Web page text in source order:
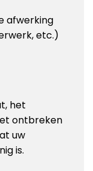
afwerking
etc.)
het
ontbreken
uw
is.